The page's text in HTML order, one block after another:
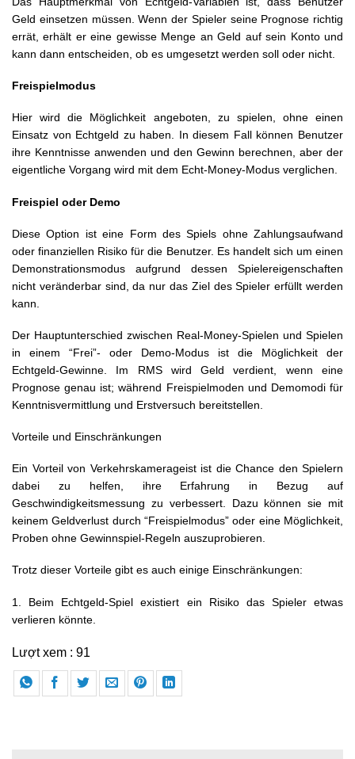
Geld einsetzen müssen. Wenn der Spieler seine Prognose richtig
errät, erhält er eine gewisse Menge an Geld auf sein Konto und
kann dann entscheiden, ob es umgesetzt werden soll oder nicht.
Freispielmodus
Hier wird die Möglichkeit angeboten, zu spielen, ohne einen
Einsatz von Echtgeld zu haben. In diesem Fall können Benutzer
ihre Kenntnisse anwenden und den Gewinn berechnen, aber der
eigentliche Vorgang wird mit dem Echt-Money-Modus verglichen.
Freispiel oder Demo
Diese Option ist eine Form des Spiels ohne Zahlungsaufwand
oder finanziellen Risiko für die Benutzer. Es handelt sich um einen
Demonstrationsmodus aufgrund dessen Spielereigenschaften
nicht veränderbar sind, da nur das Ziel des Spieler erfüllt werden
kann.
Der Hauptunterschied zwischen Real-Money-Spielen und Spielen
in einem “Frei”- oder Demo-Modus ist die Möglichkeit der
Echtgeld-Gewinne. Im RMS wird Geld verdient, wenn eine
Prognose genau ist; während Freispielmoden und Demomodi für
Kenntnisvermittlung und Erstversuch bereitstellen.
Vorteile und Einschränkungen
Ein Vorteil von Verkehrskamerageist ist die Chance den Spielern
dabei zu helfen, ihre Erfahrung in Bezug auf
Geschwindigkeitsmessung zu verbessert. Dazu können sie mit
keinem Geldverlust durch “Freispielmodus” oder eine Möglichkeit,
Proben ohne Gewinnspiel-Regeln auszuprobieren.
Trotz dieser Vorteile gibt es auch einige Einschränkungen:
1. Beim Echtgeld-Spiel existiert ein Risiko das Spieler etwas
verlieren könnte.
Lượt xem : 91